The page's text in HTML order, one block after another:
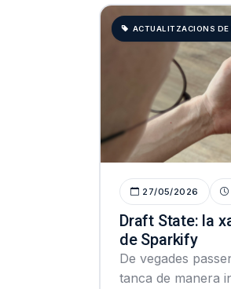
ACTUALITZACIONS DE
27/05/2026
Draft State: la
de Sparkify
De vegades
tanca de manera